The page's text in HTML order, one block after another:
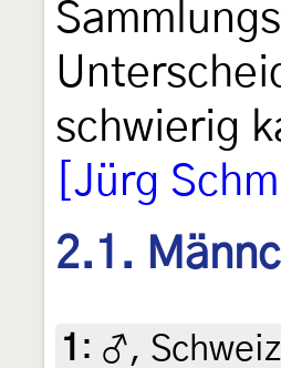
schwierig
[Jürg
2.1.
1 : ♂,